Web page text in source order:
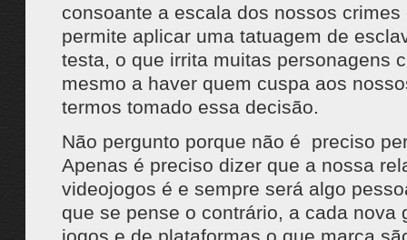
consoante a escala dos nossos crimes
permite aplicar uma tatuagem de
testa, o que irrita muitas personagens
mesmo a haver quem cuspa aos
termos tomado essa decisão.
Não pergunto porque não é preciso
Apenas é preciso dizer que a nossa
videojogos é e sempre será algo
que se pense o contrário, a cada nova